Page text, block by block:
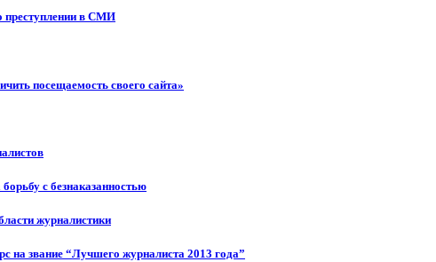
преступлении в СМИ
посещаемость своего сайта»
с безнаказанностью
журналистики
звание “Лучшего журналиста 2013 года”